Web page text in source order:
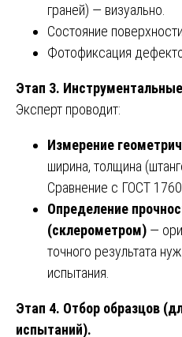
граней) — визуально.
Состояние
Фотофиксация
Этап 3.
Эксперт проводит:
Измерение
ширина, толщина
Сравнение с ГОСТ
Определение
(склерометром) —
точного результата
испытания.
Этап 4. Отбор образцов
испытаний).